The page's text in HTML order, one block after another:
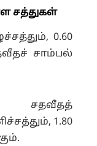
சத்துகள்
0.60
சாம்பல்
சதவீதத்
1.80